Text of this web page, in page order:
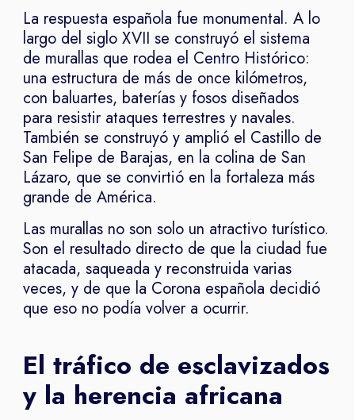
La respuesta española fue monumental. A lo
largo del siglo XVII se construyó el sistema
de murallas que rodea el Centro Histórico:
una estructura de más de once kilómetros,
con baluartes, baterías y fosos diseñados
para resistir ataques terrestres y navales.
También se construyó y amplió el Castillo de
San Felipe de Barajas, en la colina de San
Lázaro, que se convirtió en la fortaleza más
grande de América.
Las murallas no son solo un atractivo turístico.
Son el resultado directo de que la ciudad fue
atacada, saqueada y reconstruida varias
veces, y de que la Corona española decidió
que eso no podía volver a ocurrir.
El tráfico de esclavizados
y la herencia africana